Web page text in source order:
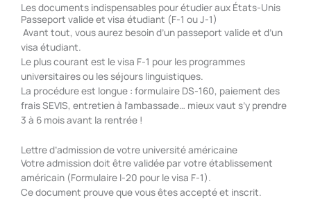
Les documents indispensables pour étudier aux États-Unis
Passeport valide et visa étudiant (F-1 ou J-1)
Avant tout, vous aurez besoin d’un passeport valide et d’un
visa étudiant.
Le plus courant est le visa F-1 pour les programmes
universitaires ou les séjours linguistiques.
La procédure est longue : formulaire DS-160, paiement des
frais SEVIS, entretien à l’ambassade… mieux vaut s’y prendre
3 à 6 mois avant la rentrée !
Lettre d’admission de votre université américaine
Votre admission doit être validée par votre établissement
américain (Formulaire I-20 pour le visa F-1).
Ce document prouve que vous êtes accepté et inscrit.